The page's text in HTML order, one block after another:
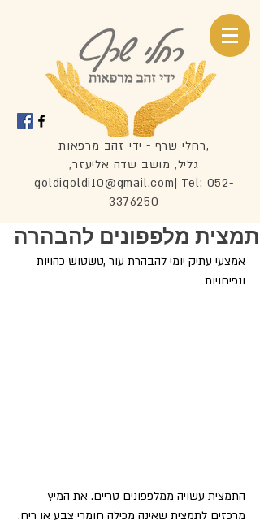
רחלי שרף - ידי זהב מרפאות,
,גליל, מושב שדה אליעזר
goldigoldi10@gmail.com| Tel: 052-
3376250
תמצית מלפפונים להבהרה
אמצעי עתיק יומי להבהרת עור ,טשטוש כהויות
ונפיחויות
התמצית עשויה ממלפפונים טריים. את המיץ
מרכזים לתמצית שאינה מכילה חומרי צבע או ריח.